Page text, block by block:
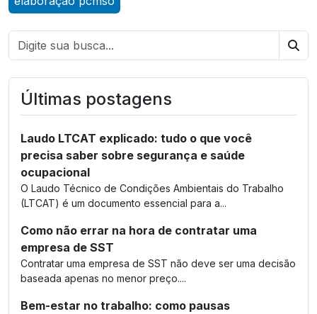
Últimas postagens
Laudo LTCAT explicado: tudo o que você
precisa saber sobre segurança e saúde
ocupacional
O Laudo Técnico de Condições Ambientais do Trabalho
(LTCAT) é um documento essencial para a...
Como não errar na hora de contratar uma
empresa de SST
Contratar uma empresa de SST não deve ser uma decisão
baseada apenas no menor preço....
Bem-estar no trabalho: como pausas